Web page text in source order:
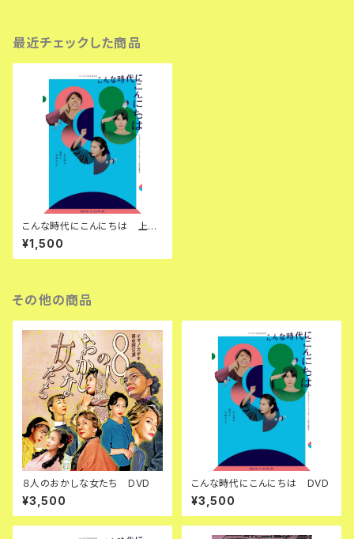
最近チェックした商品
こんな時代にこんにちは 上演
台本
¥1,500
その他の商品
８人のおかしな女たち DVD
¥3,500
こんな時代にこんにちは DVD
¥3,500